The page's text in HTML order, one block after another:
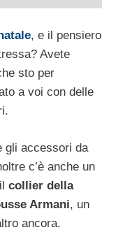
, e il pensiero
Avete
sto per
a voi con delle
gli accessori da
c’è anche un
collier della
Armani, un
ancora.